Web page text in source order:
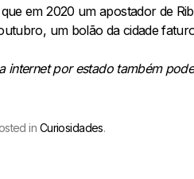
em 2020 um apostador de
um bolão da cidade
internet por estado também
in Curiosidades.